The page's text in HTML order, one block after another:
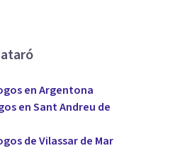
en Argentona
en Sant Andreu de
de Vilassar de Mar